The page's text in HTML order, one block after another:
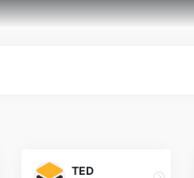
TED